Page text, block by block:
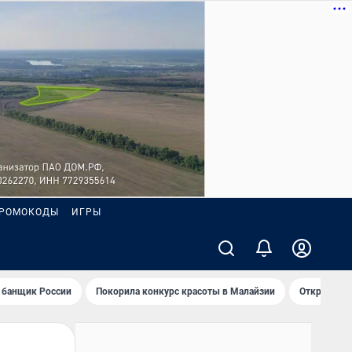
ИГРЫ
России Покорила конкурс красоты в Малайзии Открыл